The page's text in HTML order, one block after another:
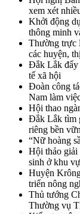
xem xét
Khởi động
thông minh
Thường
các huyện,
Đắk Lắk đẩy
tế xã hội
Đoàn công
Nam làm
Hội thao
Đắk Lắk tìm
riêng bền
“Nữ hoàng
Hội thảo giải
sinh ở khu
Huyện
triển nông
Thủ tướng
Thường vụ